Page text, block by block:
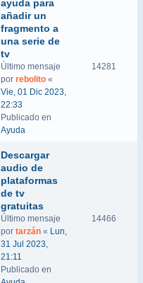
ayuda para
añadir un
fragmento a
una serie de
tv
Último mensaje
por rebolito «
Vie, 01 Dic 2023,
22:33
Publicado en
Ayuda
14281
Descargar
audio de
plataformas
de tv
gratuitas
Último mensaje
por tarzán « Lun,
31 Jul 2023,
21:11
Publicado en
14466